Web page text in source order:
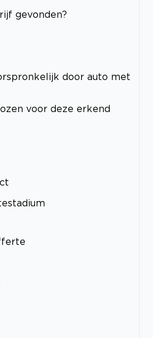
gevonden?
door auto met
voor deze erkend